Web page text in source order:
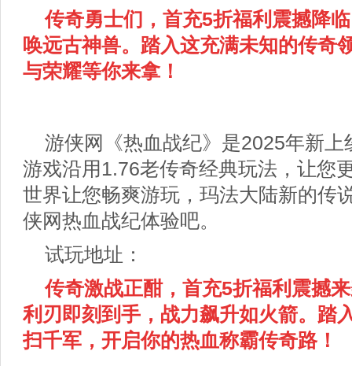
传奇勇士们，首充5折福利震撼降临
唤远古神兽。踏入这充满未知的传奇
与荣耀等你来拿！
游侠网《热血战纪》是2025年新
游戏沿用1.76老传奇经典玩法，让您
世界让您畅爽游玩，玛法大陆新的传
侠网热血战纪体验吧。
试玩地址：
传奇激战正酣，首充5折福利震撼
利刃即刻到手，战力飙升如火箭。踏
扫千军，开启你的热血称霸传奇路！